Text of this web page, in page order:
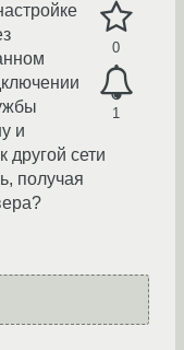
0
1
и
другой сети
получая